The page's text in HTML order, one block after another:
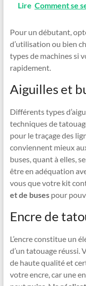
Lire Comment se
Pour un débutant,
d’utilisation ou bien
types de machines si
rapidement.
Aiguilles et
Différents types
techniques de
pour le traçage des
conviennent mieux
buses, quant à elles,
être en adéquation
vous que votre kit
et de busespour
Encre de
L’encre constitue un
d’un tatouage réussi.
de haute qualité et
votre encre, car une